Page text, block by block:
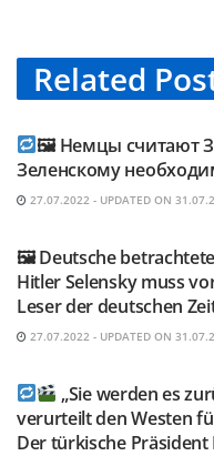
Related
TELEGRAM KANAL
🖼 Немцы считают
Зеленскому
27.07.2022 - UPDATED ON
🖼 Deutsche
Hitler Selensky muss
Leser der deutschen
27.07.2022 - UPDATED ON
„Sie werden es
verurteilt den Westen
Der türkische Präsident